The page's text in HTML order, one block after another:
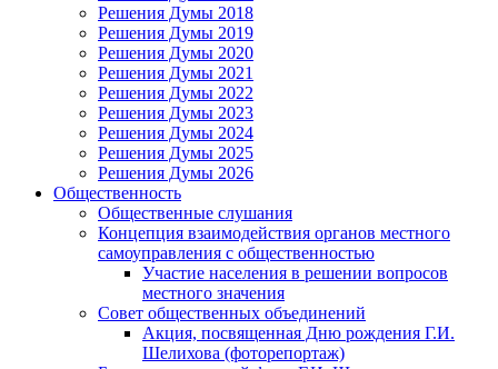
Решения Думы 2018
Решения Думы 2019
Решения Думы 2020
Решения Думы 2021
Решения Думы 2022
Решения Думы 2023
Решения Думы 2024
Решения Думы 2025
Решения Думы 2026
Общественность
Общественные слушания
Концепция взаимодействия органов местного
самоуправления с общественностью
Участие населения в решении вопросов
местного значения
Совет общественных объединений
Акция, посвященная Дню рождения Г.И.
Шелихова (фоторепортаж)